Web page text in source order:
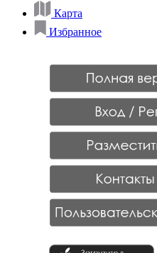
Карта
Избранное